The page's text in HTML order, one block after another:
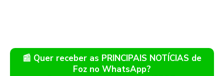
📰 Quer receber as PRINCIPAIS NOTÍCIAS de
Foz no WhatsApp?